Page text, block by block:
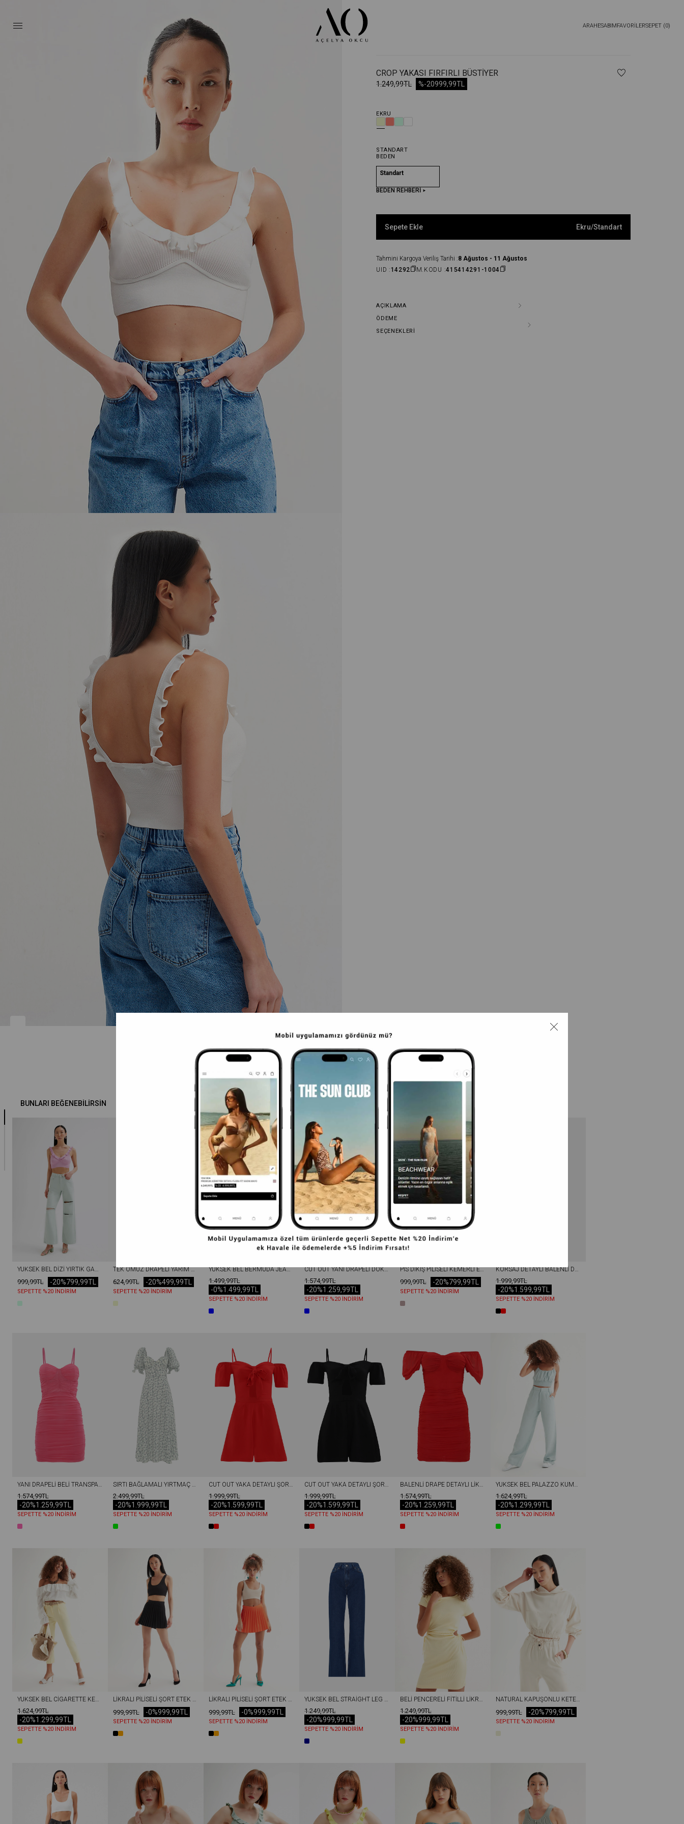
ARAHESABIMFAVORİLERSEPET (0)
CROP YAKASI FIRFIRLI BÜSTIYER
1.249,99TL 999,99TL
%-20
EKRU
STANDART
BEDEN
Standart
BEDEN REHBERİ
Sepete Ekle Ekru/Standart
Tahmini Kargoya Veriliş Tarihi :8 Ağustos - 11 Ağustos
UID :14292 M.KODU :415414291-1004
AÇIKLAMA
ÖDEME
SEÇENEKLERI
BUNLARI BEĞENEBILIRSIN
999,99TL 799,99TL
-20%
SEPETTE %20 İNDİRİM
TEK OMUZ DRAPELI YARIM KOLLU CROP SANDY BLUZ EKRU
624,99TL 499,99TL
-20%
SEPETTE %20 İNDİRİM
YÜKSEK BEL BERMUDA JEAN ŞORT MAVI
1.499,99TL
1.499,99TL
-0%
SEPETTE %20 İNDİRİM
CUT OUT YANI DRAPELI DOKUMA ELBISE MAVI
1.574,99TL
1.259,99TL
-20%
SEPETTE %20 İNDİRİM
PIS DIKIŞ PILISELI KEMERLI ETEK VIZON
999,99TL 799,99TL
-20%
SEPETTE %20 İNDİRİM
1.999,99TL
1.599,99TL
-20%
SEPETTE %20 İNDİRİM
1.574,99TL
1.259,99TL
-20%
SEPETTE %20 İNDİRİM
2.499,99TL
1.999,99TL
-20%
SEPETTE %20 İNDİRİM
1.999,99TL
1.599,99TL
-20%
SEPETTE %20 İNDİRİM
1.999,99TL
1.599,99TL
-20%
SEPETTE %20 İNDİRİM
1.574,99TL
1.259,99TL
-20%
SEPETTE %20 İNDİRİM
1.624,99TL
1.299,99TL
-20%
SEPETTE %20 İNDİRİM
YÜKSEK BEL CIGARETTE KEMERLI PANTOLON SARI
1.624,99TL
1.299,99TL
-20%
SEPETTE %20 İNDİRİM
LIKRALI PILISELI ŞORT ETEK SIYAH
999,99TL 999,99TL
-0%
SEPETTE %20 İNDİRİM
LIKRALI PILISELI ŞORT ETEK ORANJ
999,99TL 999,99TL
-0%
SEPETTE %20 İNDİRİM
YÜKSEK BEL STRAIGHT LEG MID MAVI JEAN PANTOLON LACIVERT
1.249,99TL
999,99TL
-20%
SEPETTE %20 İNDİRİM
BELI PENCERELI FITILLI LIKRALI ELBISE SARI
1.249,99TL
999,99TL
-20%
SEPETTE %20 İNDİRİM
NATURAL KAPÜŞONLU KETEN SWEAT NATUREL
999,99TL 799,99TL
-20%
SEPETTE %20 İNDİRİM